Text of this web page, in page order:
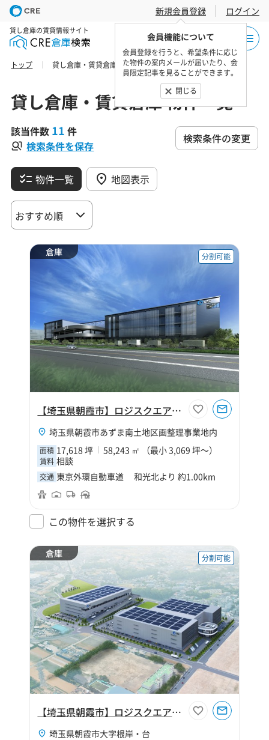
新規会員登録
会員機能について
会員登録を行うと、希望条件に応じ
た物件の案内メールが届いたり、会
員限定記事を見ることができます。
閉じる
ログイン
貸し倉庫の賃貸情報サイト
トップ 貸し倉庫・賃貸倉庫 物件一覧
貸し倉庫・賃貸倉庫 物件一覧
該当件数 11 件
検索条件を保存
検索条件の変更
物件一覧 地図表示
倉庫 分割可能
【埼玉県朝霞市】ロジスクエア朝霞A
埼玉県朝霞市あずま南土地区画整理事業地内
面積 17,618 坪 58,243 ㎡ （最小 3,069 坪～）
賃料 相談
交通 東京外環自動車道 和光北より 約1.00km
この物件を選択する
倉庫 分割可能
【埼玉県朝霞市】ロジスクエア朝霞B
埼玉県朝霞市大字根岸・台